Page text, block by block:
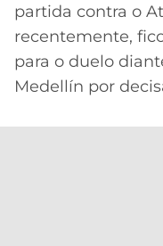
partida contra o
recentemente,
para o duelo
Medellín por